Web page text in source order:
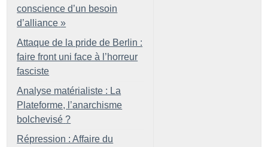
conscience d’un besoin
d’alliance »
Attaque de la pride de Berlin :
faire front uni face à l’horreur
fasciste
Analyse matérialiste : La
Plateforme, l’anarchisme
bolchevisé ?
Répression : Affaire du